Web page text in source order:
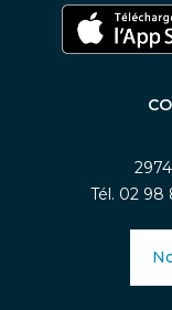
Tél. 02 98